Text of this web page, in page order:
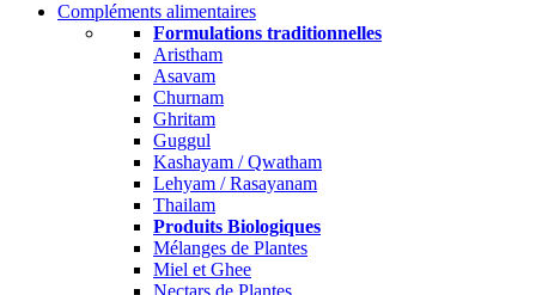
Compléments alimentaires
Formulations traditionnelles
Aristham
Asavam
Churnam
Ghritam
Guggul
Kashayam / Qwatham
Lehyam / Rasayanam
Thailam
Produits Biologiques
Mélanges de Plantes
Miel et Ghee
Nectars de Plantes